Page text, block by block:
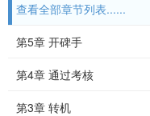
查看全部章节列表......
第5章 开碑手
第4章 通过考核
第3章 转机